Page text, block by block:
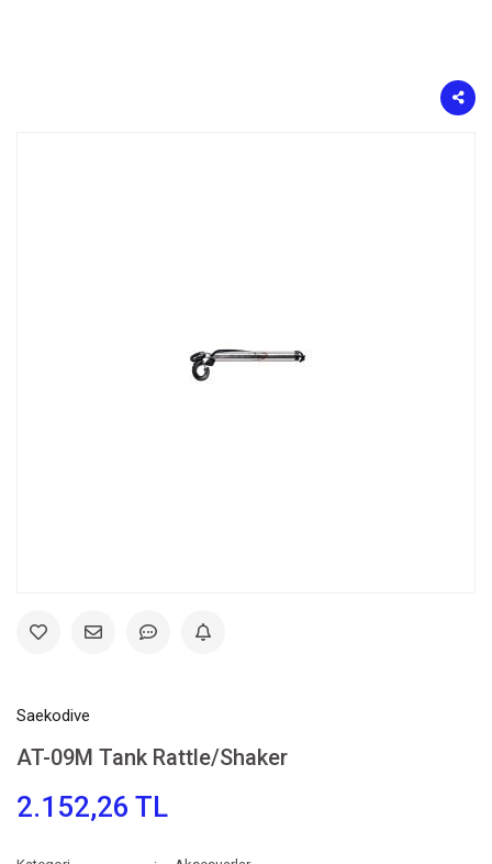
Saekodive
AT-09M Tank Rattle/Shaker
2.152,26 TL